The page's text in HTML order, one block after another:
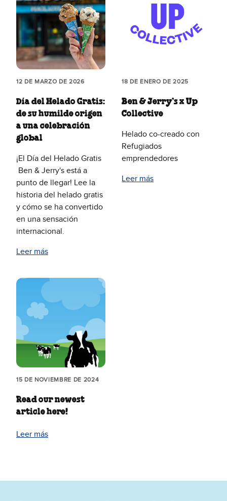
12 DE MARZO DE 2026
Día del Helado Gratis:
de su humilde origen
a una celebración
global
¡El Día del Helado Gratis
Ben & Jerry's está a
punto de llegar! Lee la
historia del helado gratis
y cómo se ha convertido
en una sensación
internacional.
Leer más
18 DE ENERO DE 2025
Ben & Jerry’s x Up
Collective
Helado co-creado con
Refugiados
emprendedores
Leer más
15 DE NOVIEMBRE DE 2024
Read our newest
article here!
Leer más